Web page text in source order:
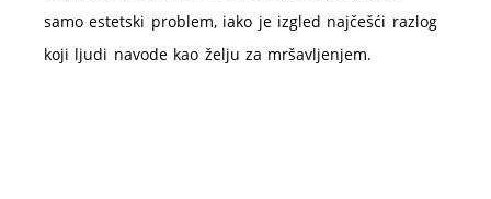
samo estetski problem, iako je izgled najčešći razlog
koji ljudi navode kao želju za mršavljenjem.